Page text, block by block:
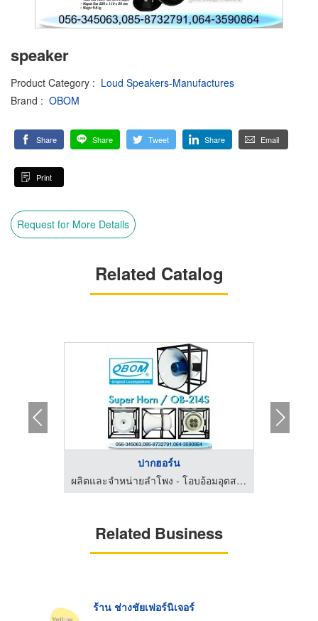
speaker
Product Category : Loud Speakers-Manufactures
Brand : OBOM
Share Share Tweet Share Email
Print
Request for More Details
Related Catalog
ปากฮอร์น
ผลิตและจำหน่ายลำโพง - โอบอ้อมอุตสาหกรรม
Related Business
ร้าน ช่างชัยเฟอร์นิเจอร์